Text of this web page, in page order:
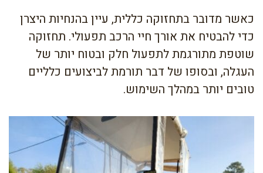
כאשר מדובר בתחזוקה כללית, עיין בהנחיות היצרן
כדי להבטיח את אורך חיי הרכב תפעולי. תחזוקה
שוטפת מתורגמת לתפעול חלק ובטוח יותר של
העגלה, ובסופו של דבר תורמת לביצועים כלליים
טובים יותר במהלך השימוש.